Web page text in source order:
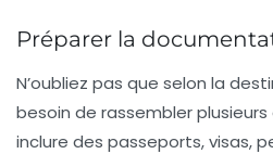
Préparer la
N’oubliez pas que selon la
besoin de rassembler plusieurs
inclure des passeports, visas,